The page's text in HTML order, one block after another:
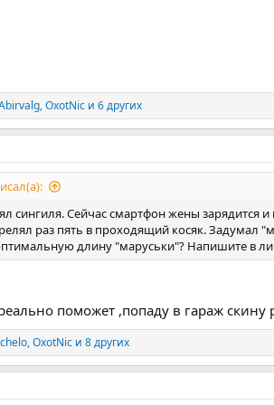
,OxotNic и 6 других
сингиля. Сейчас смартфон жены зарядится
раз пять в проходящий косяк.
длину "маруськи"? Напишите в
поможет ,попаду в гараж
,OxotNic и 8 других